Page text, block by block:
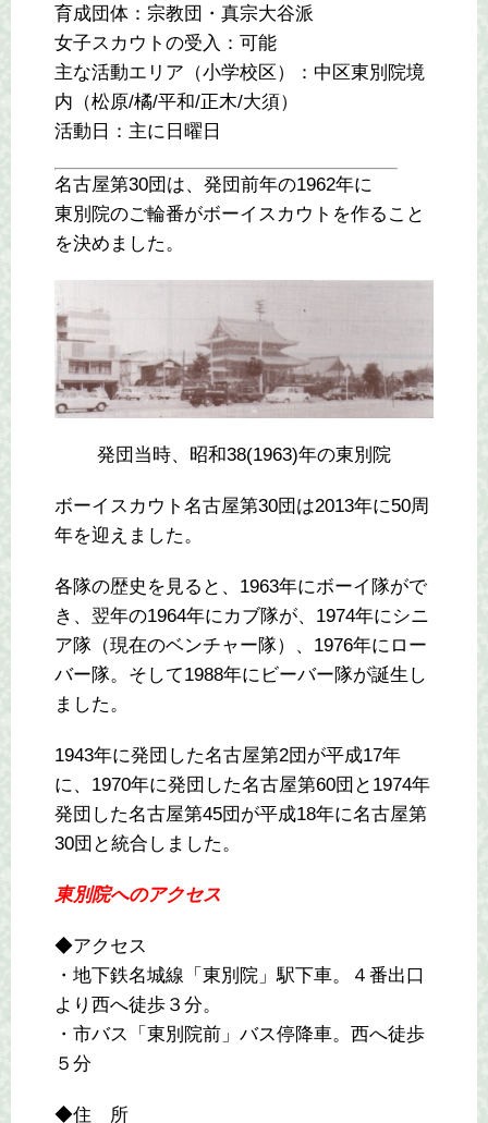
育成団体：宗教団・真宗大谷派
女子スカウトの受入：可能
主な活動エリア（小学校区）：中区東別院境
内（松原/橘/平和/正木/大須）
活動日：主に日曜日
名古屋第30団は、発団前年の1962年に
東別院のご輪番がボーイスカウトを作ること
を決めました。
発団当時、昭和38(1963)年の東別院
ボーイスカウト名古屋第30団は2013年に50周
年を迎えました。
各隊の歴史を見ると、1963年にボーイ隊がで
き、翌年の1964年にカブ隊が、1974年にシニ
ア隊（現在のベンチャー隊）、1976年にロー
バー隊。そして1988年にビーバー隊が誕生し
ました。
1943年に発団した名古屋第2団が平成17年
に、1970年に発団した名古屋第60団と1974年
発団した名古屋第45団が平成18年に名古屋第
30団と統合しました。
東別院へのアクセス
◆アクセス
・地下鉄名城線「東別院」駅下車。４番出口
より西へ徒歩３分。
・市バス「東別院前」バス停降車。西へ徒歩
５分
◆住 所